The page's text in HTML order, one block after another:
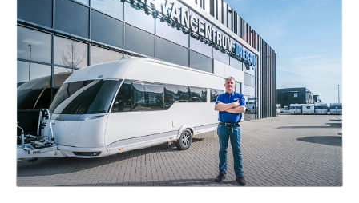
Mijn bericht versturen